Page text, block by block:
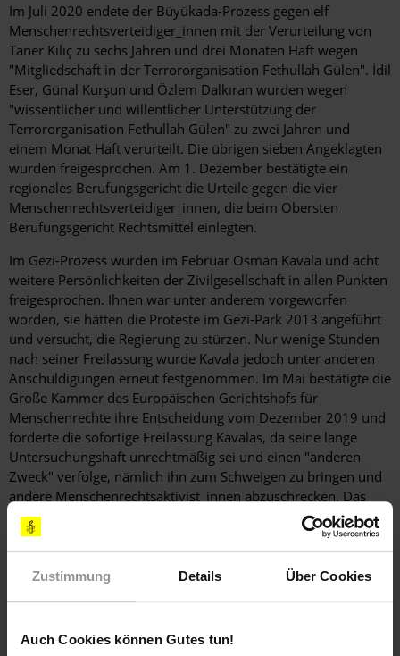
Zustimmung Details Über Cookies
Auch Cookies können Gutes tun!
Im Juli 2020 endete der Büyükada-Prozess gegen elf
Menschenrechtsverteidiger_innen mit der Verurteilung von
Taner Kılıç zu sechs Jahren und drei Monaten Haft wegen
"Mitgliedschaft in der Terrororganisation Fethullah Gülen". İdil
Eser, Günal Kurşun und Özlem Dalkıran wurden wegen
"wissentlicher und willentlicher Unterstützung der
Terrororganisation Fethullah Gülen" zu zwei Jahren und
einem Monat Haft verurteilt. Die übrigen sieben Angeklagten
wurden freigesprochen. Am 1. Dezember bestätigte ein
regionales Berufungsgericht die Urteile gegen die vier
Menschenrechtsverteidiger_innen, die beim Obersten
Berufungsgericht Rechtsmittel einlegten.
Im Gezi-Prozess wurden im Februar Osman Kavala und acht
weitere Persönlichkeiten der Zivilgesellschaft in allen Punkten
freigesprochen. Ihnen war unter anderem vorgeworfen
worden, sie hätten die Proteste im Gezi-Park 2013 angeführt
und versucht, die Regierung zu stürzen. Nur wenige Stunden
nach seiner Freilassung wurde Kavala jedoch unter anderen
Anschuldigungen erneut festgenommen. Im Mai bestätigte die
Große Kammer des Europäischen Gerichtshofs für
Menschenrechte ihre Entscheidung vom Dezember 2019 und
forderte die sofortige Freilassung Kavalas, da seine lange
Untersuchungshaft unrechtmäßig sei und einen "anderen
Zweck" verfolge, nämlich ihn zum Schweigen zu bringen und
andere Menschenrechtsaktivist_innen abzuschrecken. Das
Ministerkomitee des Europarats forderte die Türkei nach
seinen Sitzungen im September und Oktober sowie in einer
Zwischenresolution im Dezember auf, das Urteil des EGMR
umzusetzen.
Im Oktober 2020 akzeptierte ein Istanbuler Gericht eine neue
Henri Barkey, in der den beiden Männern trotz fehlender